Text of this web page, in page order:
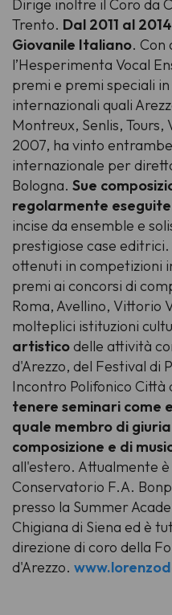
Dirige inoltre il Coro da
Trento. Dal 2011 al
Giovanile Italiano. Con
l’Hesperimenta Vocal
premi e premi speciali
internazionali quali
Montreux, Senlis,
2007, ha vinto
internazionale per
Bologna. Sue
regolarmente eseguite
incise da ensemble e
prestigiose case
ottenuti in competizioni
premi ai concorsi di
Roma, Avellino, Vittorio
molteplici istituzioni
artisticodelle attività
d'Arezzo, del Festival di
Incontro Polifonico Città
tenere seminari come
quale membro di
composizione e di
all'estero. Attualmente
Conservatorio F.A.
presso la Summer
Chigiana di Siena ed è
direzione di coro della
d'Arezzo.